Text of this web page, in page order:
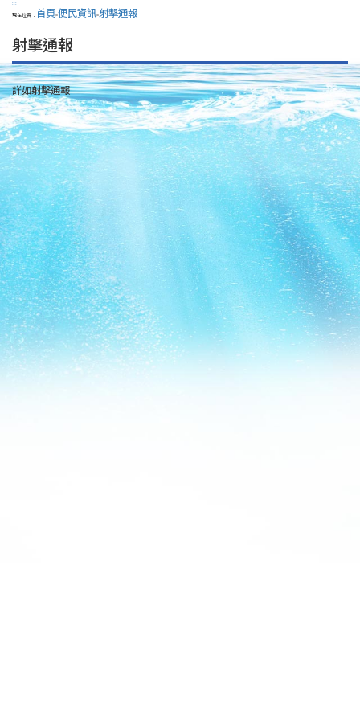
:::
現在位置： 首頁>便民資訊>射擊通報
射擊通報
詳如射擊通報